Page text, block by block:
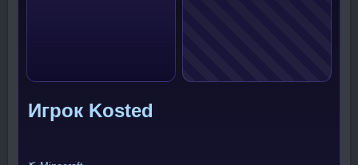
Игрок Kosted